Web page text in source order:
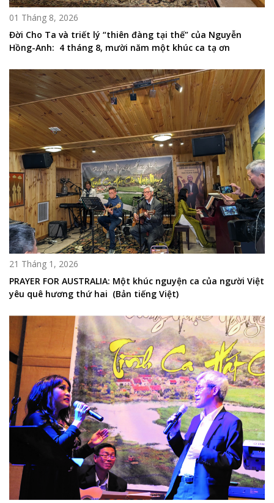
01 Tháng 8, 2026
Đời Cho Ta và triết lý “thiên đàng tại thế” của Nguyễn
Hồng-Anh: 4 tháng 8, mười năm một khúc ca tạ ơn
21 Tháng 1, 2026
PRAYER FOR AUSTRALIA: Một khúc nguyện ca của người Việt
yêu quê hương thứ hai (Bản tiếng Việt)